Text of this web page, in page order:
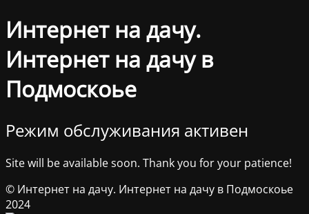
Интернет на дачу.
Интернет на дачу в
Подмоскоье
Режим обслуживания активен
Site will be available soon. Thank you for your patience!
© Интернет на дачу. Интернет на дачу в Подмоскоье
2024